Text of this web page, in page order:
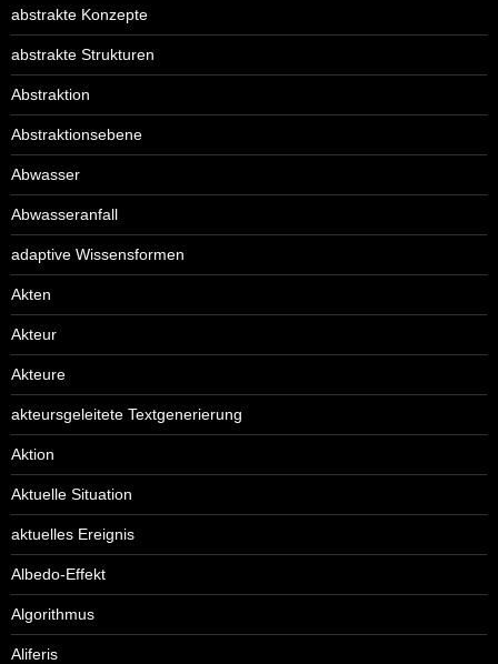
abstrakte Konzepte
abstrakte Strukturen
Abstraktion
Abstraktionsebene
Abwasser
Abwasseranfall
adaptive Wissensformen
Akten
Akteur
Akteure
akteursgeleitete Textgenerierung
Aktion
Aktuelle Situation
aktuelles Ereignis
Albedo-Effekt
Algorithmus
Aliferis